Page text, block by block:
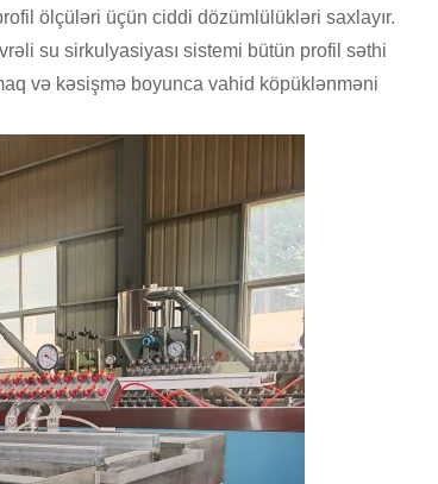
ölçüləri üçün ciddi dözümlülükləri saxlayır.
su sirkulyasiyası sistemi bütün profil səthi
və kəsişmə boyunca vahid köpüklənməni